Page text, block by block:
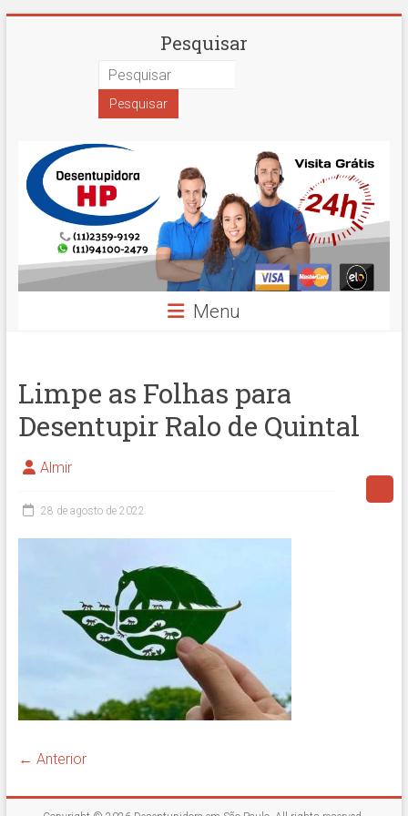
Desentupidora
Paulo
Hidro
Prime
Pesquisar
Menu
Limpe as Folhas para
Desentupir Ralo de Quintal
Almir
28 de agosto de 2022
← Anterior